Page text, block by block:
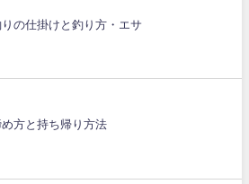
の仕掛けと釣り方・エサ
方と持ち帰り方法